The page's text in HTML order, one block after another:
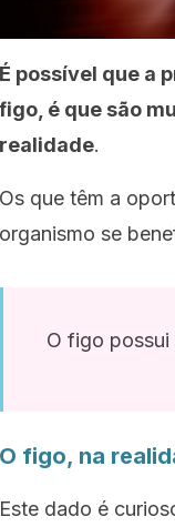
É possível que a
figo, é que são
realidade.
Os que têm a
organismo se
O figo
O figo, na
Este dado é